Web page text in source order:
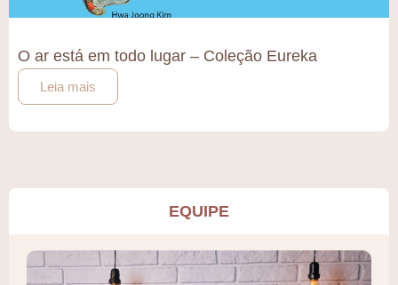
O ar está em todo lugar – Coleção Eureka
Leia mais
EQUIPE